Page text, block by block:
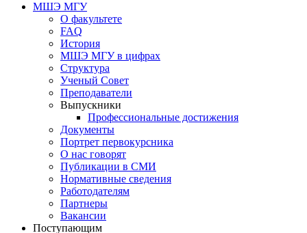
МШЭ МГУ
О факультете
FAQ
История
МШЭ МГУ в цифрах
Структура
Ученый Совет
Преподаватели
Выпускники
Профессиональные достижения
Документы
Портрет первокурсника
О нас говорят
Публикации в СМИ
Нормативные сведения
Работодателям
Партнеры
Вакансии
Поступающим